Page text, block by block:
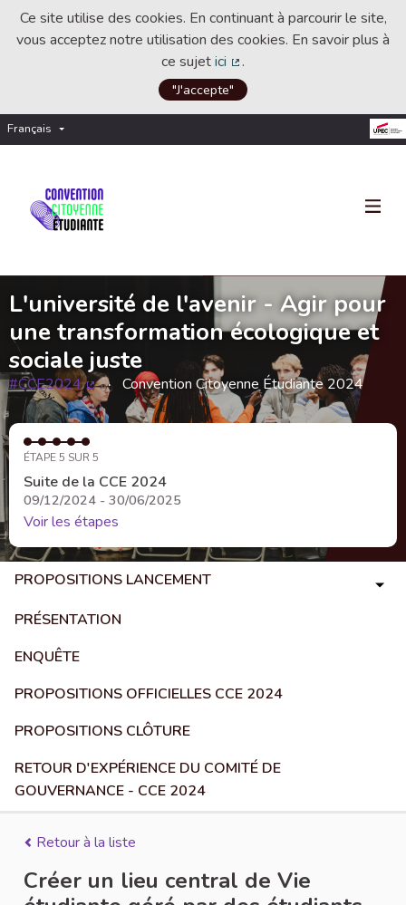
Ce site utilise des cookies. En continuant à parcourir le site,
vous acceptez notre utilisation des cookies. En savoir plus à
ce sujetici
(Lien externe)
.
"J'accepte"
Français Choisir la langue
L'université de l'avenir - Agir pour
une transformation écologique et
sociale juste
#CCE2024
(Lien externe)
Convention Citoyenne Étudiante 2024
ÉTAPE 5 SUR 5
Suite de la CCE 2024
09/12/2024 - 30/06/2025
Voir les étapes
PROPOSITIONS LANCEMENT
PRÉSENTATION
ENQUÊTE
PROPOSITIONS OFFICIELLES CCE 2024
PROPOSITIONS CLÔTURE
RETOUR D'EXPÉRIENCE DU COMITÉ DE
GOUVERNANCE - CCE 2024
Retour à la liste
Créer un lieu central de Vie